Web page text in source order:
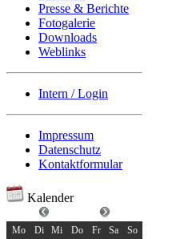
Presse & Berichte
Fotogalerie
Downloads
Weblinks
Intern / Login
Impressum
Datenschutz
Kontaktformular
Kalender
Mo
Di Mi Do Fr Sa
So